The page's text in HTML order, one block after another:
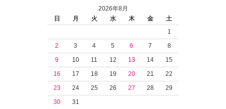
2026年8月
日
月 火 水 木 金
土
1
2
3 4 5 6 7
8
9
10 11 12 13 14
15
16
17 18 19 20 21
22
23
24 25 26 27 28
29
30
31